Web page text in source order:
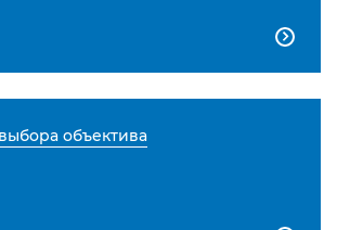

объектива